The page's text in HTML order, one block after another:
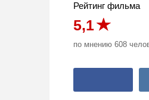
Рейтинг фильма
5,1
по мнению 608